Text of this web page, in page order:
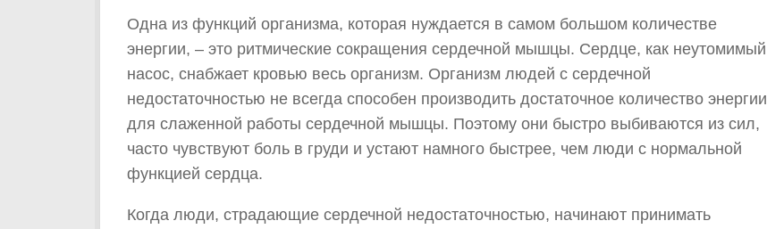
Одна из функций организма, которая нуждается в самом большом количестве
энергии, – это ритмические сокращения сердечной мышцы. Сердце, как неутомимый
насос, снабжает кровью весь организм. Организм людей с сердечной
недостаточностью не всегда способен производить достаточное количество энергии
для слаженной работы сердечной мышцы. Поэтому они быстро выбиваются из сил,
часто чувствуют боль в груди и устают намного быстрее, чем люди с нормальной
функцией сердца.
Когда люди, страдающие сердечной недостаточностью, начинают принимать